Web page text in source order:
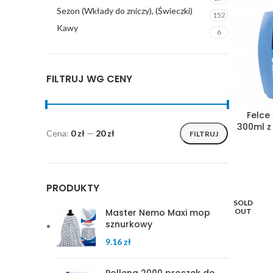
Sezon (Wkłady do zniczy), (Świeczki) 152
Kawy 6
FILTRUJ WG CENY
FILTRUJ
Cena: 0 zł — 20 zł
PRODUKTY
Master Nemo Maxi mop
sznurkowy
9.16 zł
Felce
300ml z
SOLD
OUT